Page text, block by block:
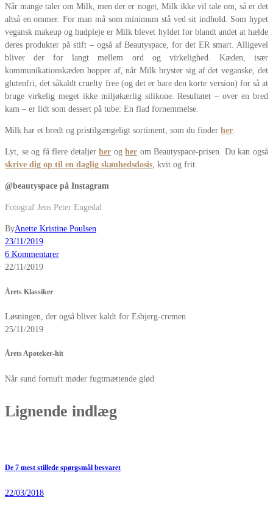
Når mange taler om Milk, men der er noget, Milk ikke vil tale om, så er det
altså en ommer. For man må som minimum stå ved sit indhold. Som hypet
vegansk makeup og hudpleje er Milk blevet hyldet for blandt andet at hælde
deres produkter på stift – også af Beautyspace, for det ER smart. Alligevel
bliver der for langt mellem ord og virkelighed. Kæden, især
kommunikationskæden hopper af, når Milk bryster sig af det veganske, det
glutenfri, det såkaldt cruelty free (og det er bare den korte version) for så at
bruge virkelig meget ikke miljøkærlig silikone. Resultatet – over en bred
kam – er lidt som dessert på tube: En flad fornemmelse.
Milk har et bredt og pristilgængeligt sortiment, som du finder her.
Lyt, se og få flere detaljerher ogher om Beautyspace-prisen. Du kan også
skrive dig op til en daglig skønhedsdosis, kvit og frit.
@beautyspace på Instagram
Fotograf Jens Peter Engedal
ByAnette Kristine Poulsen
23/11/2019
6 Kommentarer
22/11/2019
Årets Klassiker
Løsningen, der også bliver kaldt for Esbjerg-cremen
25/11/2019
Årets Apoteker-hit
Når sund fornuft møder fugtmættende glød
Lignende indlæg
De 7 mest stillede spørgsmål besvaret
22/03/2018